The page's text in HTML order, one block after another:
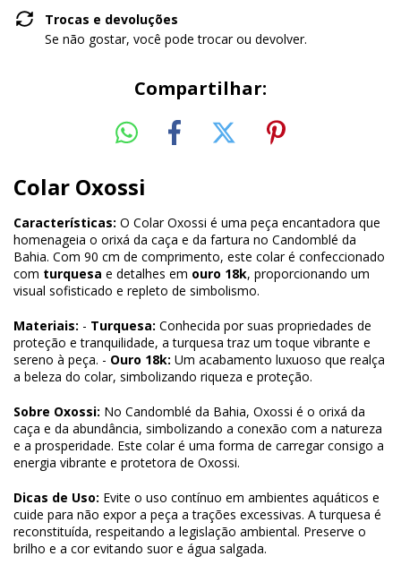
Trocas e devoluções
Se não gostar, você pode trocar ou devolver.
Compartilhar:
Colar Oxossi
Características: O Colar Oxossi é uma peça encantadora que
homenageia o orixá da caça e da fartura no Candomblé da
Bahia. Com 90 cm de comprimento, este colar é confeccionado
com turquesa e detalhes em ouro 18k, proporcionando um
visual sofisticado e repleto de simbolismo.
Materiais: - Turquesa: Conhecida por suas propriedades de
proteção e tranquilidade, a turquesa traz um toque vibrante e
sereno à peça. - Ouro 18k: Um acabamento luxuoso que realça
a beleza do colar, simbolizando riqueza e proteção.
Sobre Oxossi: No Candomblé da Bahia, Oxossi é o orixá da
caça e da abundância, simbolizando a conexão com a natureza
e a prosperidade. Este colar é uma forma de carregar consigo a
energia vibrante e protetora de Oxossi.
Dicas de Uso: Evite o uso contínuo em ambientes aquáticos e
cuide para não expor a peça a trações excessivas. A turquesa é
reconstituída, respeitando a legislação ambiental. Preserve o
brilho e a cor evitando suor e água salgada.